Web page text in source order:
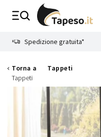
Spedizione gratuita*
Torna a
Tappeti
Tappeti